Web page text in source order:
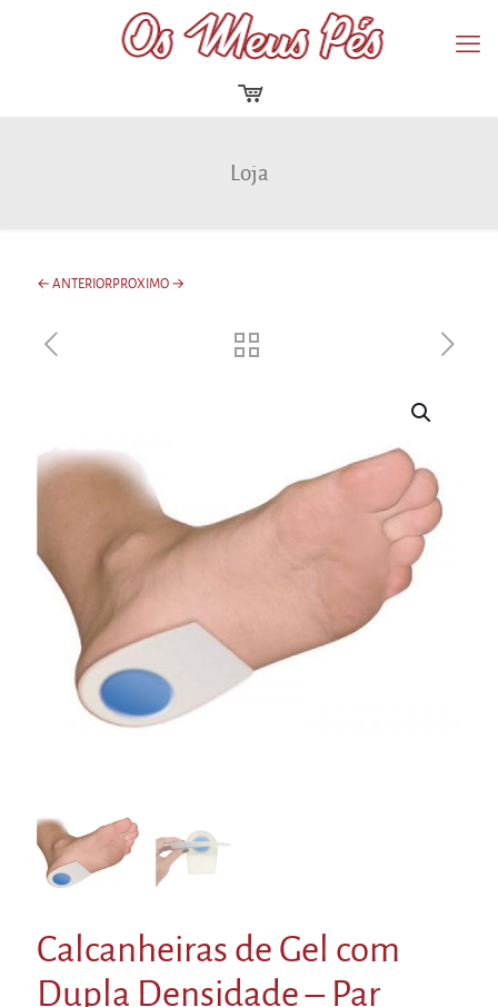
Loja
← ANTERIORPROXIMO →
Calcanheiras de Gel com
Dupla Densidade – Par